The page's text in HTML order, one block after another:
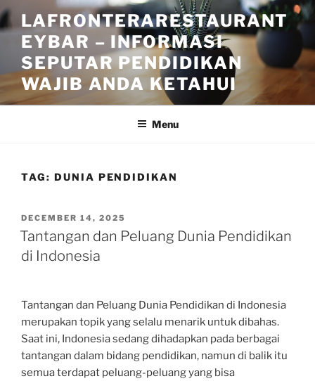
Skip
to
content
LAFRONTERARESTAURANT
EYBAR – INFORMASI
SEPUTAR PENDIDIKAN
WAJIB ANDA KETAHUI
Menu
TAG: DUNIA PENDIDIKAN
POSTED
ON
DECEMBER 14, 2025
Tantangan dan Peluang Dunia Pendidikan
di Indonesia
Tantangan dan Peluang Dunia Pendidikan di Indonesia
merupakan topik yang selalu menarik untuk dibahas.
Saat ini, Indonesia sedang dihadapkan pada berbagai
tantangan dalam bidang pendidikan, namun di balik itu
semua terdapat peluang-peluang yang bisa